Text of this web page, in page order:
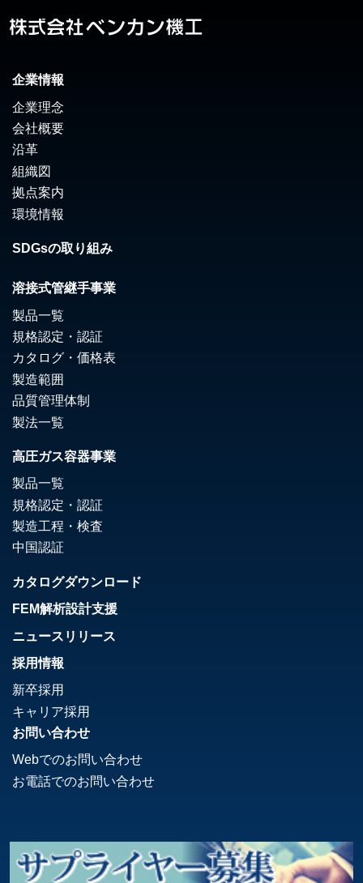
企業情報
企業理念
会社概要
沿革
組織図
拠点案内
環境情報
SDGsの取り組み
溶接式管継手事業
製品一覧
規格認定・認証
カタログ・価格表
製造範囲
品質管理体制
製法一覧
高圧ガス容器事業
製品一覧
規格認定・認証
製造工程・検査
中国認証
カタログダウンロード
FEM解析設計支援
ニュースリリース
採用情報
新卒採用
キャリア採用
お問い合わせ
Webでのお問い合わせ
お電話でのお問い合わせ